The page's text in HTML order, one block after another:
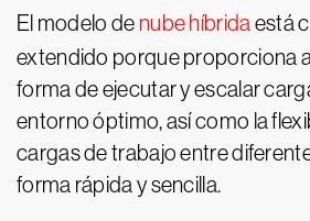
El modelo de nube híbrida está
extendido porque proporciona
forma de ejecutar y escalar
entorno óptimo, así como la
cargas de trabajo entre
forma rápida y sencilla.